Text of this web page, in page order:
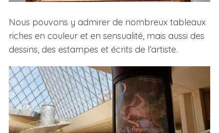
Nous pouvons y admirer de nombreux tableaux
riches en couleur et en sensualité, mais aussi des
dessins, des estampes et écrits de l’artiste.